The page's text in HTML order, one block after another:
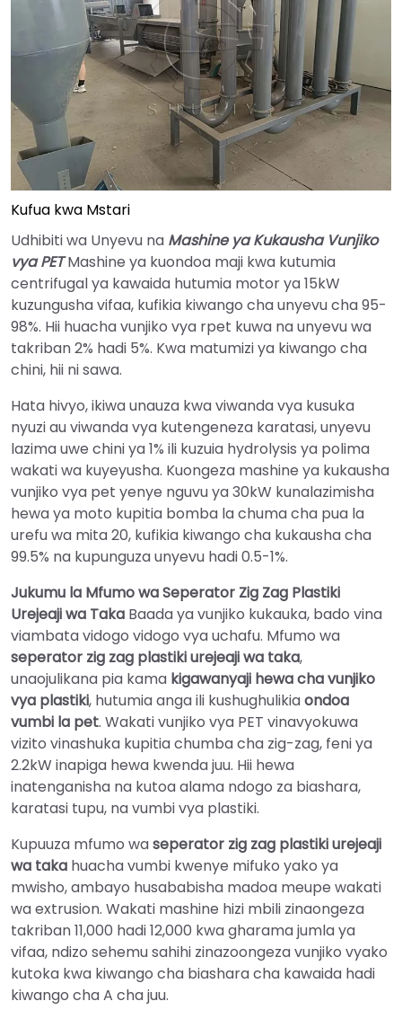
Kufua kwa Mstari
Udhibiti wa Unyevu na Mashine ya Kukausha Vunjiko
vya PETMashine ya kuondoa maji kwa kutumia
centrifugal ya kawaida hutumia motor ya 15kW
kuzungusha vifaa, kufikia kiwango cha unyevu cha 95-
98%. Hii huacha vunjiko vya rpet kuwa na unyevu wa
takriban 2% hadi 5%. Kwa matumizi ya kiwango cha
chini, hii ni sawa.
Hata hivyo, ikiwa unauza kwa viwanda vya kusuka
nyuzi au viwanda vya kutengeneza karatasi, unyevu
lazima uwe chini ya 1% ili kuzuia hydrolysis ya polima
wakati wa kuyeyusha. Kuongeza mashine ya kukausha
vunjiko vya pet yenye nguvu ya 30kW kunalazimisha
hewa ya moto kupitia bomba la chuma cha pua la
urefu wa mita 20, kufikia kiwango cha kukausha cha
99.5% na kupunguza unyevu hadi 0.5-1%.
Jukumu la Mfumo wa Seperator Zig Zag Plastiki
Urejeaji wa Taka Baada ya vunjiko kukauka, bado vina
viambata vidogo vidogo vya uchafu. Mfumo wa
seperator zig zag plastiki urejeaji wa taka,
unaojulikana pia kama kigawanyaji hewa cha vunjiko
vya plastiki, hutumia anga ili kushughulikiaondoa
vumbi la pet. Wakati vunjiko vya PET vinavyokuwa
vizito vinashuka kupitia chumba cha zig-zag, feni ya
2.2kW inapiga hewa kwenda juu. Hii hewa
inatenganisha na kutoa alama ndogo za biashara,
karatasi tupu, na vumbi vya plastiki.
Kupuuza mfumo waseperator zig zag plastiki urejeaji
wa taka huacha vumbi kwenye mifuko yako ya
mwisho, ambayo husababisha madoa meupe wakati
wa extrusion. Wakati mashine hizi mbili zinaongeza
takriban 11,000 hadi 12,000 kwa gharama jumla ya
vifaa, ndizo sehemu sahihi zinazoongeza vunjiko vyako
kutoka kwa kiwango cha biashara cha kawaida hadi
kiwango cha A cha juu.